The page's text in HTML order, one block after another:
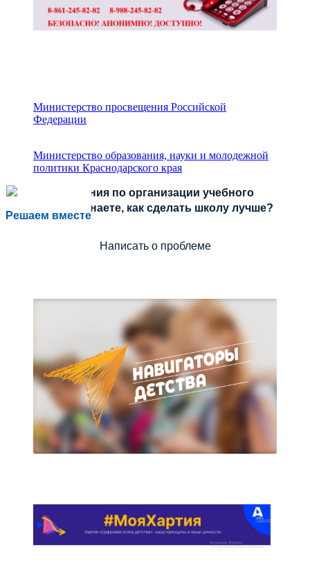
Министерство просвещения Российской
Федерации
Министерство образования, науки и молодежной
политики Краснодарского края
Решаем вместе
Есть предложения по организации учебного
процесса или знаете, как сделать школу лучше?
Написать о проблеме